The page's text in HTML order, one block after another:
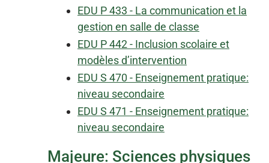
EDU P 433 - La communication et la
gestion en salle de classe
EDU P 442 - Inclusion scolaire et
modèles d’intervention
EDU S 470 - Enseignement pratique:
niveau secondaire
EDU S 471 - Enseignement pratique:
niveau secondaire
Majeure: Sciences physiques